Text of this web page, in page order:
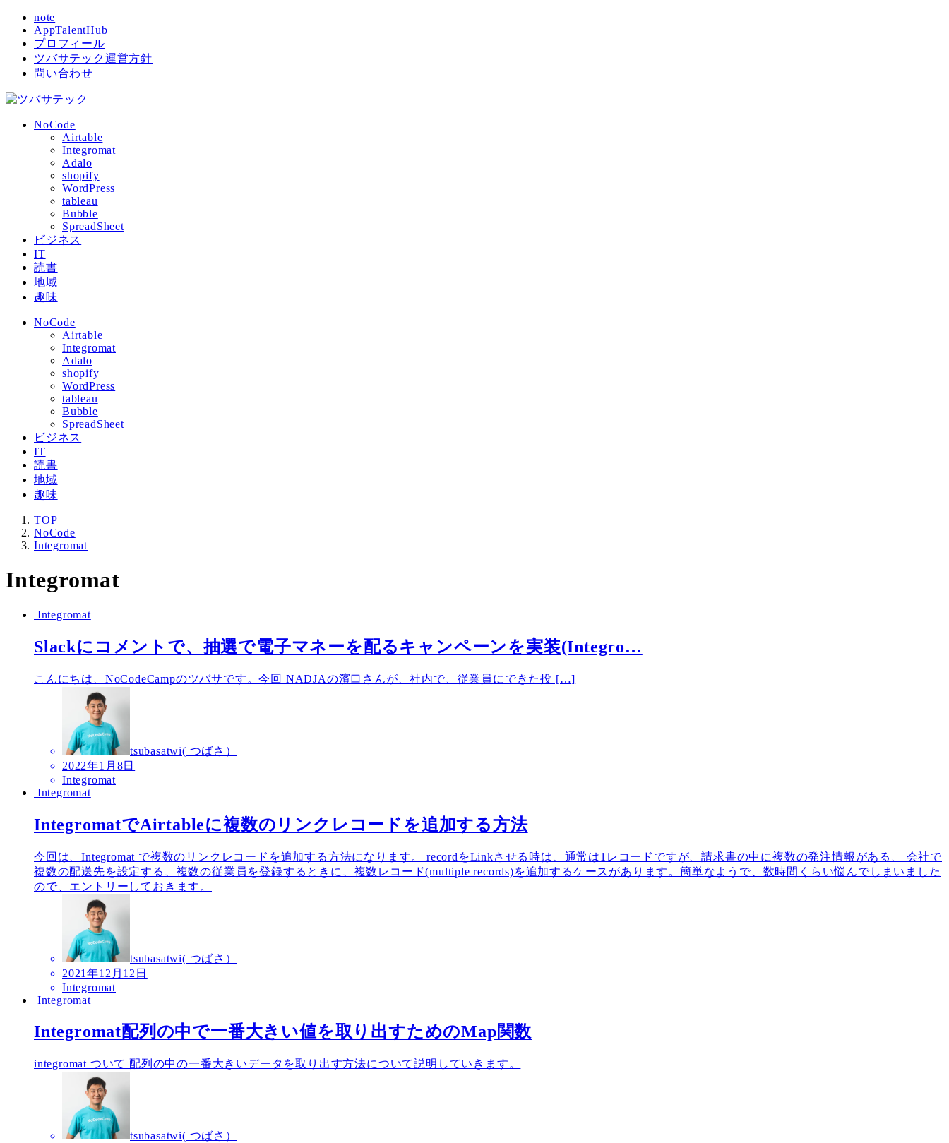
note
AppTalentHub
プロフィール
ツバサテック運営方針
問い合わせ
NoCode
Airtable
Integromat
Adalo
shopify
WordPress
tableau
Bubble
SpreadSheet
ビジネス
IT
読書
地域
趣味
NoCode
Airtable
Integromat
Adalo
shopify
WordPress
tableau
Bubble
SpreadSheet
ビジネス
IT
読書
地域
趣味
TOP
NoCode
Integromat
Integromat
Integromat
Slackにコメントで、抽選で電子マネーを配るキャンペーンを実装(Integro…
こんにちは、NoCodeCampのツバサです。今回 NADJAの濱口さんが、社内で、従業員にできた投 […]
tsubasatwi( つばさ）
2022年1月8日
Integromat
Integromat
IntegromatでAirtableに複数のリンクレコードを追加する方法
今回は、Integromat で複数のリンクレコードを追加する方法になります。 recordをLinkさせる時は、通常は1レコードですが、請求書の中に複数の発注情報がある、 会社で
複数の配送先を設定する、複数の従業員を登録するときに、複数レコード(multiple records)を追加するケースがあります。簡単なようで、数時間くらい悩んでしまいました
ので、エントリーしておきます。
tsubasatwi( つばさ）
2021年12月12日
Integromat
Integromat
Integromat配列の中で一番大きい値を取り出すためのMap関数
integromat ついて 配列の中の一番大きいデータを取り出す方法について説明していきます。
tsubasatwi( つばさ）